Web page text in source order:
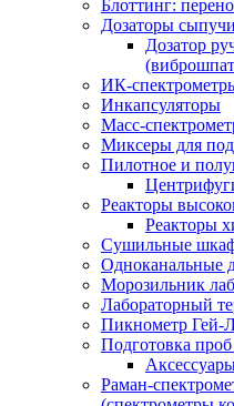
Блоттинг:
Дозаторы
Дозатор
ИК-
Инкапсуляторы
Масс-
Миксеры для
Пилотное и
Реакторы
Реакторы
Сушильные
Одноканальные
Морозильник
Лабораторный
Пикнометр Гей-
Подготовка проб
Раман-